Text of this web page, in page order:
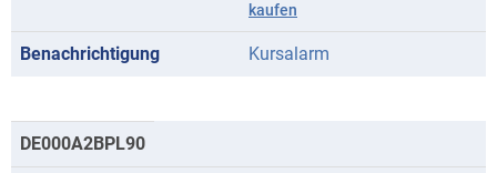
kaufen
Kursalarm
DE000A2BPL90